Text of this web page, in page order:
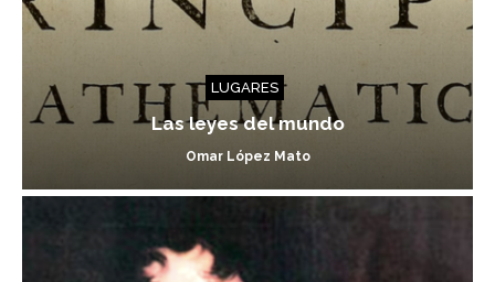
LUGARES
Las leyes del mundo
Omar López Mato